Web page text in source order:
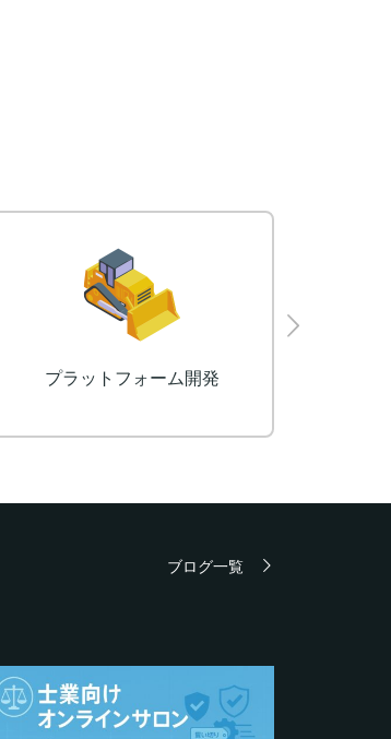
Eラーニングシステム（LMS）
ブログ一覧